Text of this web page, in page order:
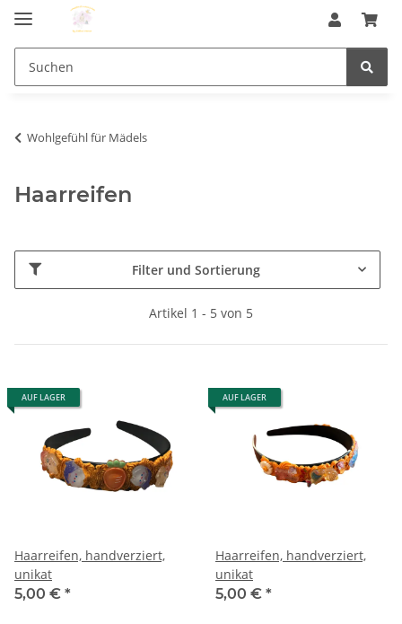
Wohlgefühl für Mädels
Haarreifen
Filter und Sortierung
Artikel 1 - 5 von 5
AUF LAGER
Haarreifen, handverziert,
unikat
5,00 € *
AUF LAGER
Haarreifen, handverziert,
unikat
5,00 € *